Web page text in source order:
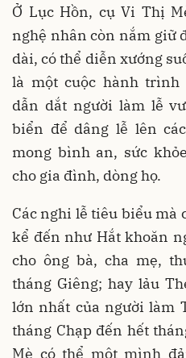
Ở Lục Hồn, cụ Vi Thị
nghệ nhân còn nắm giữ
dài, có thể diễn xướng
là một cuộc hành
dẫn dắt người làm lễ
biển để dâng lễ lên
mong bình an, sức
cho gia đình, dòng họ.
Các nghi lễ tiêu biểu mà
kể đến như Hắt khoăn
cho ông bà, cha mẹ,
tháng Giêng; hay lảu
lớn nhất của người làm
tháng Chạp đến hết
Mè có thể một mình